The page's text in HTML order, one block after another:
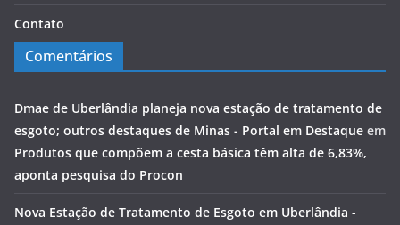
Contato
Comentários
Dmae de Uberlândia planeja nova estação de tratamento de
esgoto; outros destaques de Minas - Portal em Destaque em
Produtos que compõem a cesta básica têm alta de 6,83%,
aponta pesquisa do Procon
Nova Estação de Tratamento de Esgoto em Uberlândia -